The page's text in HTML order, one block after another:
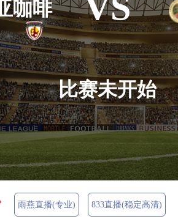
咖啡
比赛未开始
雨燕直播(专业) 833直播(稳定高清)